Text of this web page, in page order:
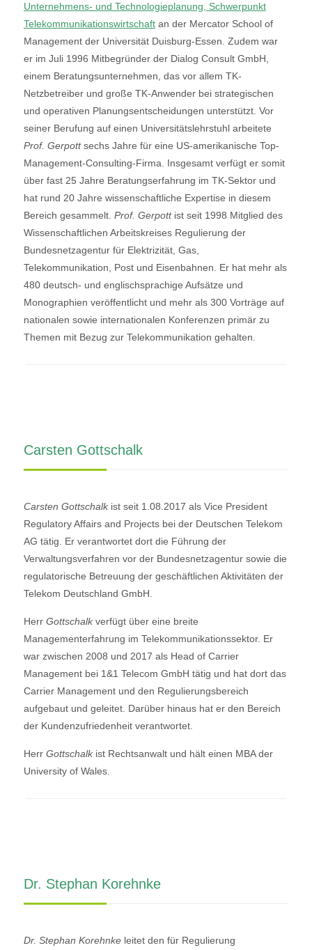
Unternehmens- und Technologieplanung, Schwerpunkt
Telekommunikationswirtschaftan der Mercator School of
Management der Universität Duisburg-Essen. Zudem war
er im Juli 1996 Mitbegründer der Dialog Consult GmbH,
einem Beratungsunternehmen, das vor allem TK-
Netzbetreiber und große TK-Anwender bei strategischen
und operativen Planungsentscheidungen unterstützt. Vor
seiner Berufung auf einen Universitätslehrstuhl arbeitete
Prof. Gerpottsechs Jahre für eine US-amerikanische Top-
Management-Consulting-Firma. Insgesamt verfügt er somit
über fast 25 Jahre Beratungserfahrung im TK-Sektor und
hat rund 20 Jahre wissenschaftliche Expertise in diesem
Bereich gesammelt. Prof. Gerpottist seit 1998 Mitglied des
Wissenschaftlichen Arbeitskreises Regulierung der
Bundesnetzagentur für Elektrizität, Gas,
Telekommunikation, Post und Eisenbahnen. Er hat mehr als
480 deutsch- und englischsprachige Aufsätze und
Monographien veröffentlicht und mehr als 300 Vorträge auf
nationalen sowie internationalen Konferenzen primär zu
Themen mit Bezug zur Telekommunikation gehalten.
Carsten Gottschalk
Carsten Gottschalkist seit 1.08.2017 als Vice President
Regulatory Affairs and Projects bei der Deutschen Telekom
AG tätig. Er verantwortet dort die Führung der
Verwaltungsverfahren vor der Bundesnetzagentur sowie die
regulatorische Betreuung der geschäftlichen Aktivitäten der
Telekom Deutschland GmbH.
Herr Gottschalkverfügt über eine breite
Managementerfahrung im Telekommunikationssektor. Er
war zwischen 2008 und 2017 als Head of Carrier
Management bei 1&1 Telecom GmbH tätig und hat dort das
Carrier Management und den Regulierungsbereich
aufgebaut und geleitet. Darüber hinaus hat er den Bereich
der Kundenzufriedenheit verantwortet.
Herr Gottschalkist Rechtsanwalt und hält einen MBA der
University of Wales.
Dr. Stephan Korehnke
Dr. Stephan Korehnkeleitet den für Regulierung